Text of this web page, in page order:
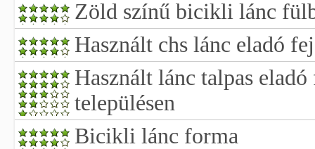
Zöld színű bicikli lánc
Használt chs lánc eladó
Használt lánc talpas
településen
Bicikli lánc forma